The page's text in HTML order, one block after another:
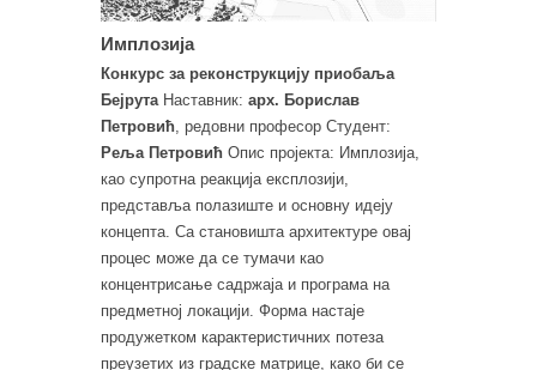
Имплозија
Конкурс за реконструкцију приобаља
Бејрута Наставник: арх. Борислав
Петровић , редовни професор Студент:
Реља Петровић Опис пројекта: Имплозија,
као супротна реакција експлозији,
представља полазиште и основну идеју
концепта. Са становишта архитектуре овај
процес може да се тумачи као
концентрисање садржаја и програма на
предметној локацији. Форма настаје
продужетком карактеристичних потеза
преузетих из градске матрице, како би се